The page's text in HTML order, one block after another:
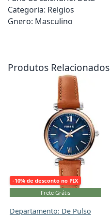
Categoria: Relgios
Gnero: Masculino
Produtos Relacionados
-10% de desconto no PIX
Frete Grátis
Departamento: De Pulso